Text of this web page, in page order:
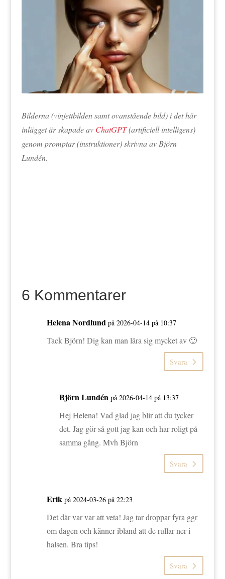
Bilderna (vinjettbilden samt ovanstående bild) i det här
inlägget är skapade av ChatGPT(artificiell intelligens)
genom promptar (instruktioner) skrivna av Björn
Lundén.
6 Kommentarer
Helena Nordlund på 2026-04-14 på 10:37
Tack Björn! Dig kan man lära sig mycket av 🙂
Svara
Björn Lundén på 2026-04-14 på 13:37
Hej Helena! Vad glad jag blir att du tycker
det. Jag gör så gott jag kan och har roligt på
samma gång. Mvh Björn
Svara
Erik på 2024-03-26 på 22:23
Det där var var att veta! Jag tar droppar fyra ggr
om dagen och känner ibland att de rullar ner i
halsen. Bra tips!
Svara